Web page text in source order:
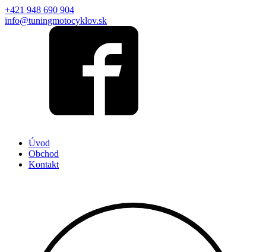
+421 948 690 904
info@tuningmotocyklov.sk
Úvod
Obchod
Kontakt